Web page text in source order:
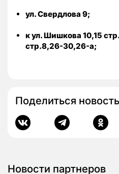
ул. Свердлова 9;
к ул. Шишкова 10,15
стр.8,26-30,26-а;
Поделиться
Новости партнеров